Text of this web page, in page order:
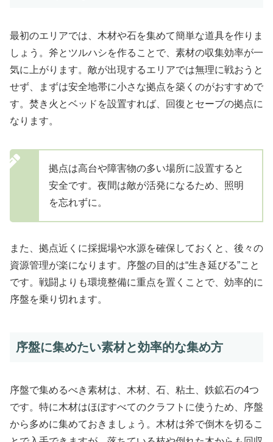
最初のエリアでは、木材や石を集めて簡単な道具を作りま
しょう。斧とツルハシを作ることで、素材の収集効率が一
気に上がります。敵が出現するエリアでは無理に戦おうと
せず、まずは安全地帯に小さな拠点を築くのがおすすめで
す。焚き火とベッドを設置すれば、回復とセーブの拠点に
なります。
拠点は高台や障害物の多い場所に設置すると
安全です。夜間は敵が活発になるため、照明
を忘れずに。
また、拠点近くに採掘場や水源を確保しておくと、後々の
資源管理が楽になります。序盤の目的は“生き延びる”こと
です。戦闘よりも環境整備に重点を置くことで、効率的に
序盤を乗り切れます。
序盤に集めたい素材と効率的な集め方
序盤で集めるべき素材は、木材、石、粘土、鉄鉱石の4つ
です。特に木材はほぼすべてのクラフトに使うため、序盤
から多めに集めておきましょう。木材は斧で倒木を切るこ